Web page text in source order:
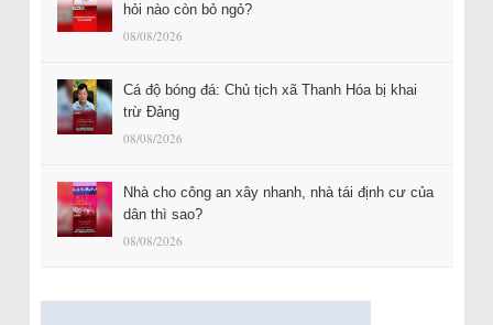
hỏi nào còn bỏ ngỏ?
08/08/2026
Cá độ bóng đá: Chủ tịch xã Thanh Hóa bị khai
trừ Đảng
08/08/2026
Nhà cho công an xây nhanh, nhà tái định cư của
dân thì sao?
08/08/2026